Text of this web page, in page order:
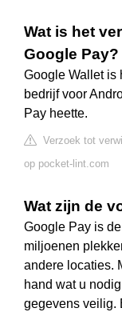
Wat is het
Google Pay?
Google Wallet is
bedrijf voor
Pay heette.
Verzoek tot
op pocket-lint.com
Wat zijn de
Google Pay is
miljoenen
andere locaties.
hand wat u
gegevens veilig.